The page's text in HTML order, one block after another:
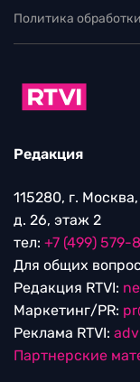
Политика
Редакция
115280, г.
д. 26, этаж 2
тел: +7 (499) 579-
Для общих
Редакция RTVI:
Маркетинг/PR:
Реклама RTVI:
Партнерские